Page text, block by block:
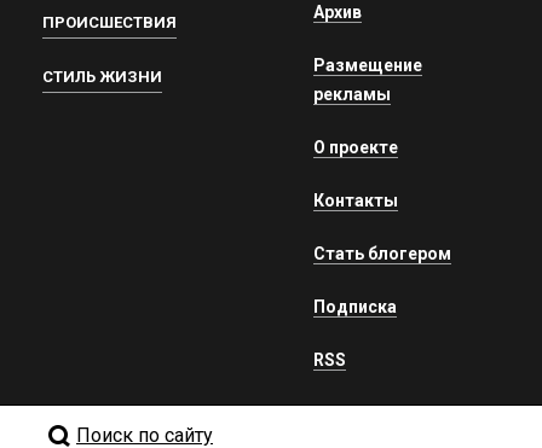
ПРОИСШЕСТВИЯ
СТИЛЬ ЖИЗНИ
Архив
Размещение
рекламы
О проекте
Контакты
Стать блогером
Подписка
RSS
Поиск по сайту